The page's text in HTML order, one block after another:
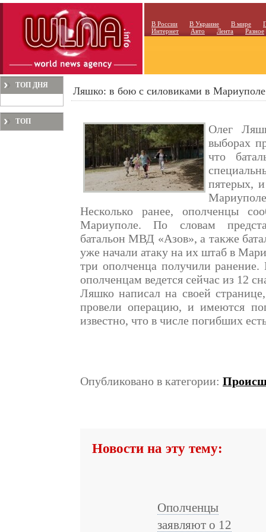
В России В Украине В мире
Интернет
Авто Лента Разное
ТОП ДНЯ
ТОП
Ляшко: в бою с силовиками в
Олег
выборах
что
пятерых,
Несколько ранее, ополченцы
Мариуполе. По словам
батальон МВД «Азов», а также
уже начали атаку на их штаб в
три ополченца получили ранение.
ополченцам ведется сейчас из 12
Ляшко написал на своей
провели операцию, и имеются
известно, что в числе погибших
Опубликовано в категории:
Новости на эту тему:
Ополченцы
заявляют о 12